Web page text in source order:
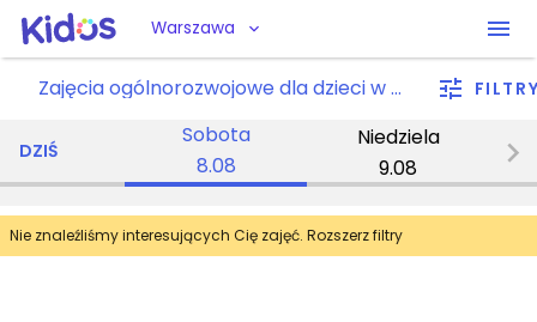
Warszawa
Zajęcia ogólnorozwojowe dla dzieci w Warszawie Bielanach / Żoliborzu
DZIŚ
Sobota
8.08
Niedziela
9.08
Nie znaleźliśmy interesujących Cię zajęć. Rozszerz filtry